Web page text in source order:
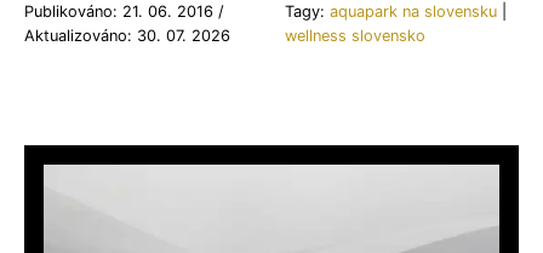
Publikováno: 21. 06. 2016 /
Aktualizováno: 30. 07. 2026
Tagy:aquapark na slovensku
wellness slovensko